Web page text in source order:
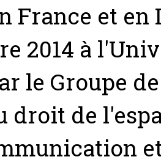
France et en
2014 à
le Groupe
droit de